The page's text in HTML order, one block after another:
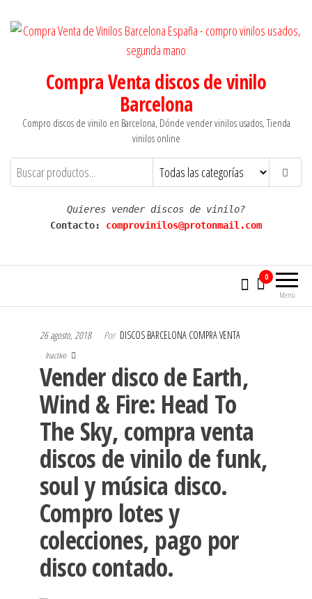
Compra Venta discos de vinilo
Barcelona
Compro discos de vinilo en Barcelona, Dónde vender vinilos usados, Tienda
vinilos online
Quieres vender discos de vinilo?
Contacto: comprovinilos@protonmail.com
Menú
0
26 agosto, 2018 Por DISCOS BARCELONA COMPRA VENTA
Inactivo
Vender disco de Earth,
Wind & Fire: Head To
The Sky, compra venta
discos de vinilo de funk,
soul y música disco.
Compro lotes y
colecciones, pago por
disco contado.